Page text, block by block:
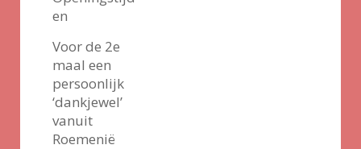
en
Voor de 2e
maal een
persoonlijk
‘dankjewel’
vanuit
Roemenië